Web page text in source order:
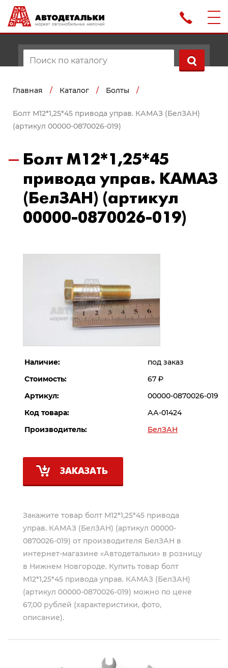
Главная / Каталог / Болты /
Болт М12*1,25*45 привода управ. КАМАЗ (БелЗАН)
(артикул 00000-0870026-019)
Болт М12*1,25*45
привода управ. КАМАЗ
(БелЗАН) (артикул
00000-0870026-019)
Наличие:
под заказ
Стоимость:
67 Р
Артикул:
00000-0870026-019
Код товара:
АА-01424
Производитель:
БелЗАН
ЗАКАЗАТЬ
Закажите товар болт М12*1,25*45 привода
управ. КАМАЗ (БелЗАН) (артикул 00000-
0870026-019) от производителя БелЗАН в
интернет-магазине «Автодетальки» в розницу
в Нижнем Новгороде. Купить товар болт
М12*1,25*45 привода управ. КАМАЗ (БелЗАН)
(артикул 00000-0870026-019) можно по цене
67,00 рублей (характеристики, фото,
описание).